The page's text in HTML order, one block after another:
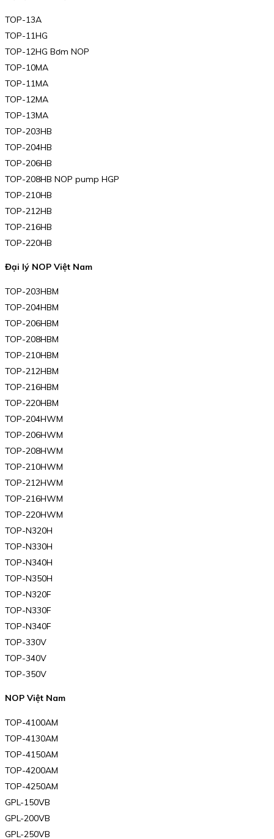
TOP-13A
TOP-11HG
TOP-12HG Bơm NOP
TOP-10MA
TOP-11MA
TOP-12MA
TOP-13MA
TOP-203HB
TOP-204HB
TOP-206HB
TOP-208HB NOP pump HGP
TOP-210HB
TOP-212HB
TOP-216HB
TOP-220HB
Đại lý NOP Việt Nam
TOP-203HBM
TOP-204HBM
TOP-206HBM
TOP-208HBM
TOP-210HBM
TOP-212HBM
TOP-216HBM
TOP-220HBM
TOP-204HWM
TOP-206HWM
TOP-208HWM
TOP-210HWM
TOP-212HWM
TOP-216HWM
TOP-220HWM
TOP-N320H
TOP-N330H
TOP-N340H
TOP-N350H
TOP-N320F
TOP-N330F
TOP-N340F
TOP-330V
TOP-340V
TOP-350V
NOP Việt Nam
TOP-4100AM
TOP-4130AM
TOP-4150AM
TOP-4200AM
TOP-4250AM
GPL-150VB
GPL-200VB
GPL-250VB